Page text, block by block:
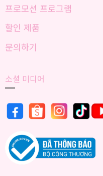
프로모션 프로그램
할인 제품
문의하기
소셜 미디어